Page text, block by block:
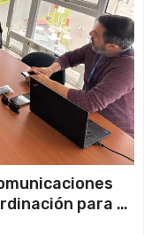
para el